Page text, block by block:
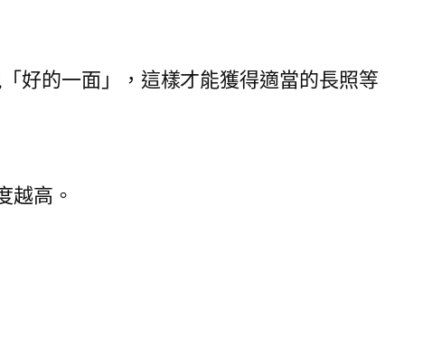
好的一面」，這樣才能獲得適當的長照等
越高。